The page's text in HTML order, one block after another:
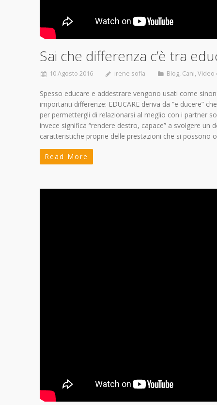
Sai che differenza c’è tra
10 Agosto 2016 irene sofia Blog, Cani, Video
Spesso educare e addestrare vengono usati come
importanti differenze: EDUCARE deriva da “e ducere”
per permettergli di relazionarsi al meglio con i partner
invece significa “rendere destro, capace” a svolgere
caratteristiche proprie delle prestazioni che si possono
Read More